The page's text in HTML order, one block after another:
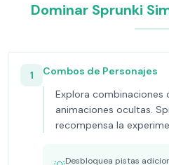
Dominar Sprunki
1
Combos de Personajes
Explora combinaciones
animaciones ocultas.
recompensa la
Desbloquea pistas